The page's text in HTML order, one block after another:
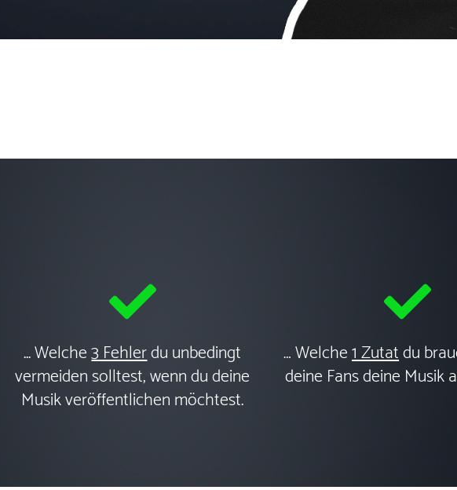
... Welche3 Fehlerdu unbedingt
vermeiden solltest, wenn du deine
Musik veröffentlichen möchtest.
… Welche1 Zutatdu
deine Fans deine Musik